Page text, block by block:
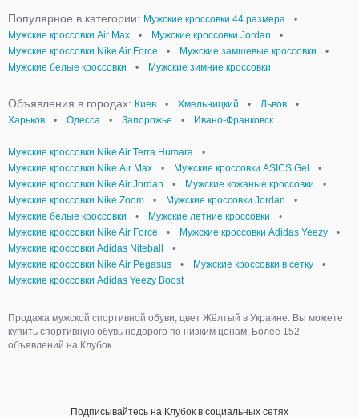
Популярное в категории: Мужские кроссовки 44 размера
•
Мужские кроссовки Air Max
• Мужские кроссовки Jordan
•
Мужские кроссовки Nike Air Force
• Мужские замшевые кроссовки
•
Мужские белые кроссовки
• Мужские зимние кроссовки
Объявления в городах: Киев • Хмельницкий • Львов
•
Харьков
• Одесса • Запорожье • Ивано-Франковск
Мужские кроссовки Nike Air Terra Humara
•
Мужские кроссовки Nike Аir Мax
• Мужские кроссовки ASICS Gel
•
Мужские кроссовки Nike Air Jordan
• Мужские кожаные кроссовки
•
Мужские кроссовки Nike Zoom
• Мужские кроссовки Jordan
•
Мужские белые кроссовки
• Мужские летние кроссовки
•
Мужские кроссовки Nike Air Force
• Мужские кроссовки Adidas Yeezy
•
Мужские кроссовки Adidas Niteball
•
Мужские кроссовки Nike Air Pegasus
• Мужские кроссовки в сетку
•
Мужские кроссовки Adidas Yeezy Boost
Продажа мужской спортивной обуви, цвет Жёлтый в Украине. Вы можете
купить спортивную обувь недорого по низким ценам. Более 152
объявлений на Клубок
Подписывайтесь на Клубок в социальных сетях